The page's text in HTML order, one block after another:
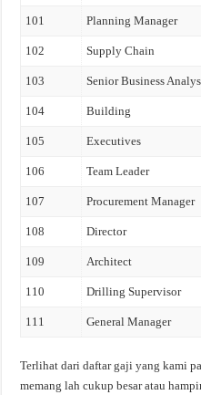
101 Planning Manager
102 Supply Chain
103 Senior Business
104 Building
105 Executives
106 Team Leader
107 Procurement Manager
108 Director
109 Architect
110 Drilling Supervisor
111 General Manager
Terlihat dari daftar gaji yang kami
memang lah cukup besar atau